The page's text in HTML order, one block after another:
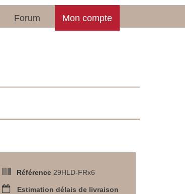
Mon compte
Forum
Référence 29HLD-FRx6
Estimation délais de livraison